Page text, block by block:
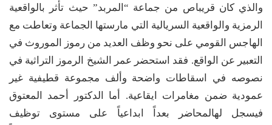
والذي كان قريباص من جماعة “المربد” حيث تأثر بالواقعية
الرمزية والواقعية السريالية التي مارستها الجماعة وتعاطت مع
الهاجس القومي على نحو وظف العديد من رموز الموروث في
التعبير عن الواقع. فقد استحضر عمر الشيخ الرموز التراثية في
نصوصه في اسقاطات واضحة وألف مجموعة قطيفية غير
عمودية ضمن مغامرات ايقاعية. أما الدكتور أحمد المعتوق
فيسجل لهالمحاضر بعداً ابداعياً على مستوى توظيف